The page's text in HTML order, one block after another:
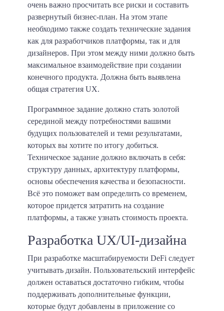
очень важно просчитать все риски и составить
развернутый бизнес-план. На этом этапе
необходимо также создать технические задания
как для разработчиков платформы, так и для
дизайнеров. При этом между ними должно быть
максимальное взаимодействие при создании
конечного продукта. Должна быть выявлена
общая стратегия UX.
Программное задание должно стать золотой
серединой между потребностями вашими
будущих пользователей и теми результатами,
которых вы хотите по итогу добиться.
Техническое задание должно включать в себя:
структуру данных, архитектуру платформы,
основы обеспечения качества и безопасности.
Всё это поможет вам определить со временем,
которое придется затратить на создание
платформы, а также узнать стоимость проекта.
Разработка UX/UI-дизайна
При разработке масштабируемости DeFi следует
учитывать дизайн. Пользовательский интерфейс
должен оставаться достаточно гибким, чтобы
поддерживать дополнительные функции,
которые будут добавлены в приложение со